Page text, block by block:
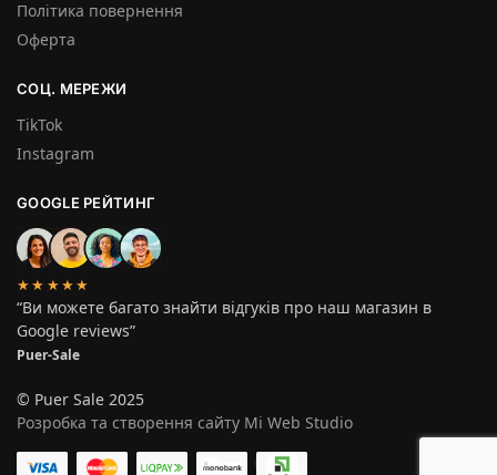
Політика повернення
Оферта
СОЦ. МЕРЕЖИ
TikTok
Instagram
GOOGLE РЕЙТИНГ
★★★★★
“Ви можете багато знайти відгуків про наш магазин в
Google reviews”
Puer-Sale
© Puer Sale 2025
Розробка та створення сайту Mi Web Studio